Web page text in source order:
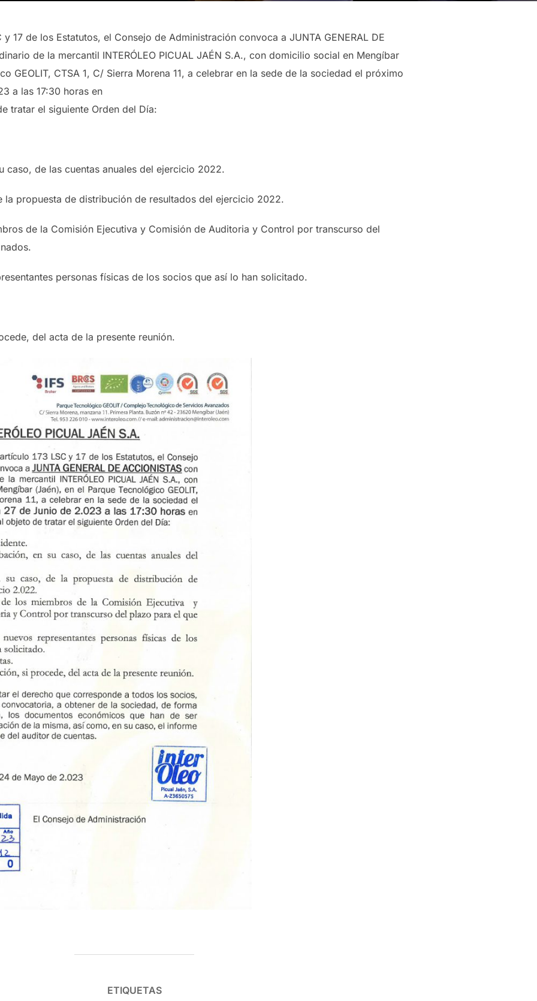
17 de los Estatutos, el Consejo de Administración convoca a JUNTA GENERAL DE
de la mercantil INTERÓLEO PICUAL JAÉN S.A., con domicilio social en Mengíbar
GEOLIT, CTSA 1, C/ Sierra Morena 11, a celebrar en la sede de la sociedad el próximo
a las 17:30 horas en
tratar el siguiente Orden del Día:
caso, de las cuentas anuales del ejercicio 2022.
la propuesta de distribución de resultados del ejercicio 2022.
de la Comisión Ejecutiva y Comisión de Auditoria y Control por transcurso del
personas físicas de los socios que así lo han solicitado.
del acta de la presente reunión.
ETIQUETAS